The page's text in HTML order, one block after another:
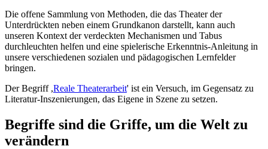
Die offene Sammlung von Methoden, die das Theater der
Unterdrückten neben einem Grundkanon darstellt, kann auch
unseren Kontext der verdeckten Mechanismen und Tabus
durchleuchten helfen und eine spielerische Erkenntnis-Anleitung in
unsere verschiedenen sozialen und pädagogischen Lernfelder
bringen.
Der Begriff ,Reale Theaterarbeit' ist ein Versuch, im Gegensatz zu
Literatur-Inszenierungen, das Eigene in Szene zu setzen.
Begriffe sind die Griffe, um die Welt zu
verändern